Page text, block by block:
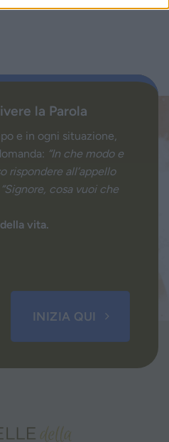
la Parola
e in ogni situazione,
“In che modo e
rispondere all’appello
“Signore, cosa vuoi che
vita.
INIZIA QUI